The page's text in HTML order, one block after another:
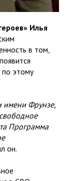
Илья
в том,
по этому
имени Фрунзе,
Программа
он.